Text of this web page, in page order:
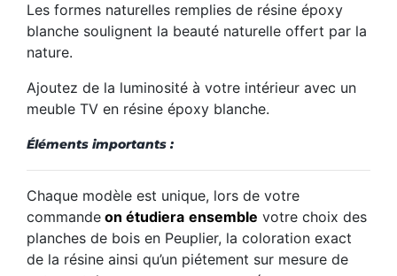
Les formes naturelles remplies de résine époxy
blanche soulignent la beauté naturelle offert par la
nature.
Ajoutez de la luminosité à votre intérieur avec un
meuble TV en résine époxy blanche.
Éléments importants :
Chaque modèle est unique, lors de votre
commande on étudiera ensemble votre choix des
planches de bois en Peuplier, la coloration exact
de la résine ainsi qu’un piétement sur mesure de